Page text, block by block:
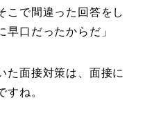
こで間違った回答をし
口だったからだ」
た面接対策は、面接に
すね。